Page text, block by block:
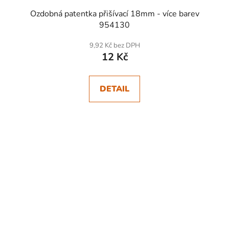
Ozdobná patentka přišívací 18mm - více barev
954130
9,92 Kč bez DPH
12 Kč
DETAIL